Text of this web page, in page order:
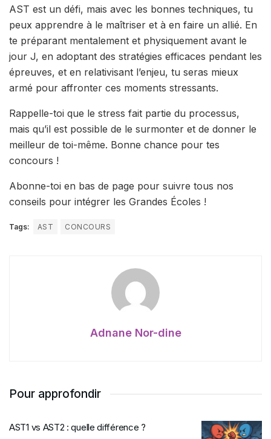
AST est un défi, mais avec les bonnes techniques, tu
peux apprendre à le maîtriser et à en faire un allié. En
te préparant mentalement et physiquement avant le
jour J, en adoptant des stratégies efficaces pendant les
épreuves, et en relativisant l’enjeu, tu seras mieux
armé pour affronter ces moments stressants.
Rappelle-toi que le stress fait partie du processus,
mais qu’il est possible de le surmonter et de donner le
meilleur de toi-même. Bonne chance pour tes
concours !
Abonne-toi en bas de page pour suivre tous nos
conseils pour intégrer les Grandes Écoles !
Tags: AST CONCOURS
Adnane Nor-dine
Pour approfondir
AST1 vs AST2 : quelle différence ?